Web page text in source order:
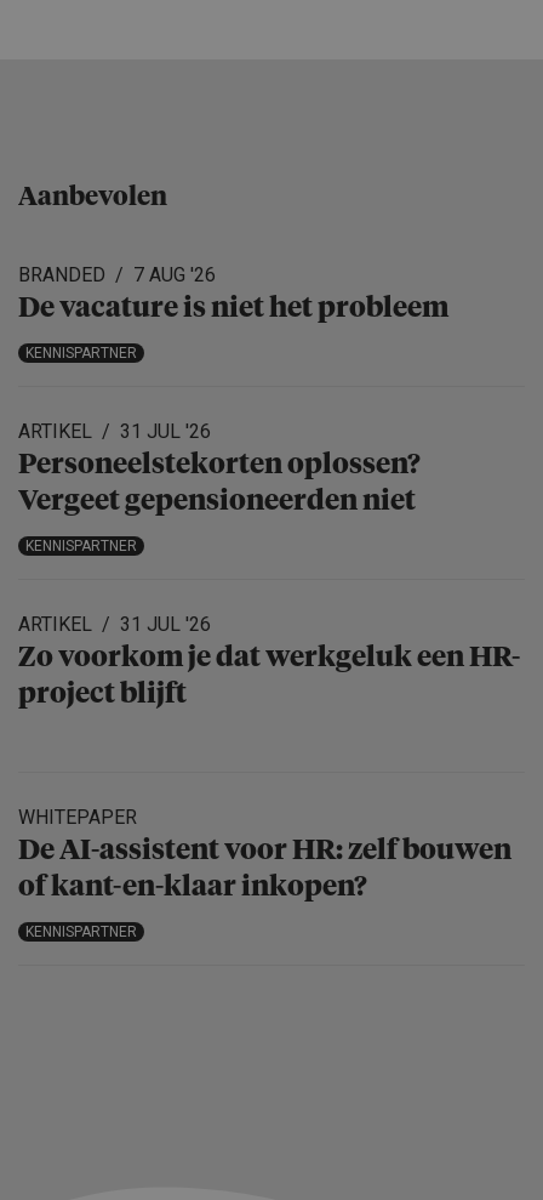
Aanbevolen
BRANDED 7 AUG '26
De vacature is niet het probleem
KENNISPARTNER
ARTIKEL 31 JUL '26
Personeels­te­korten oplossen?
Vergeet gepensio­neerden niet
KENNISPARTNER
ARTIKEL 31 JUL '26
Zo voorkom je dat werkgeluk een HR-
project blijft
WHITEPAPER
De AI-assistent voor HR: zelf bouwen
of kant-en-klaar inkopen?
KENNISPARTNER